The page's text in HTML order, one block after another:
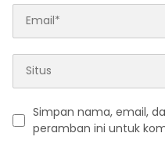
Simpan nama, email,
peramban ini untuk